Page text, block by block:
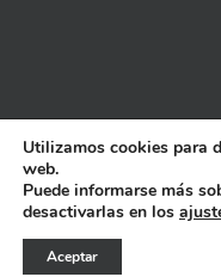
Copyright 2017 P.M. ILURO
Aviso Legal y
Utilizamos cookies para
web.
Puede informarse más
desactivarlas en los
Aceptar